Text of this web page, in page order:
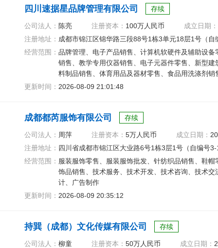
四川速据星品牌管理有限公司 存续
公司法人： 陈亮 注册资本： 100万人民币
成立日期：
注册地址： 成都市锦江区锦华路三段88号1栋3单元18层1号（
经营范围： 品牌管理、电子产品销售、计算机软硬件及辅助设
销售、教学专用仪器销售、电子元器件零售、新型
料制品销售、体育用品及器材零售、食品用洗涤剂
网销售、互联网销售
更新时间： 2026-08-09 21:01:48
成都都芮服饰有限公司 存续
公司法人： 周萍 注册资本： 5万人民币 成立日期：
注册地址： 四川省成都市锦江区大业路6号1栋3层1号（自编号
经营范围： 服装服饰零售、服装服饰批发、针纺织品销售、鞋
饰品销售、技术服务、技术开发、技术咨询、技术
计、广告制作
更新时间： 2026-08-09 20:35:12
持巽（成都）文化传媒有限公司 存续
公司法人： 柳童 注册资本： 50万人民币 成立日期：